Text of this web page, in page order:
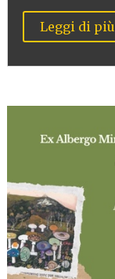
Leggi di più